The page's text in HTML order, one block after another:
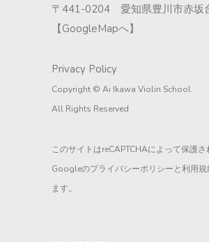
〒441-0204 愛知県豊川市赤坂
【GoogleMapへ】
Privacy Policy
Copyright © Ai Ikawa Violin School.
All Rights Reserved
このサイトはreCAPTCHAによって保護さ
Googleのプライバシーポリシーと利用規
ます。